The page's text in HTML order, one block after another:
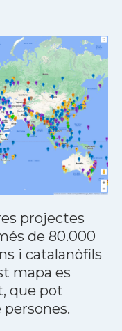
projectes
de 80.000
i catalanòfils
mapa es
que pot